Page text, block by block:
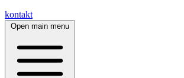
kontakt
Open main menu